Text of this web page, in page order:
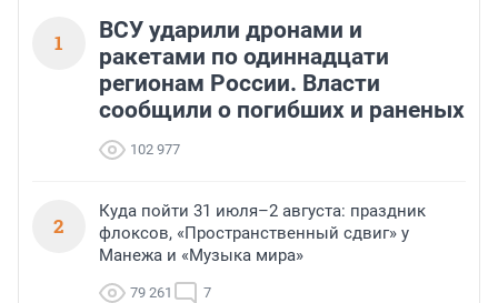
1
ВСУ ударили дронами и
ракетами по одиннадцати
регионам России. Власти
сообщили о погибших и раненых
102 977
2
Куда пойти 31 июля–2 августа: праздник
флоксов, «Пространственный сдвиг» у
Манежа и «Музыка мира»
79 261 7